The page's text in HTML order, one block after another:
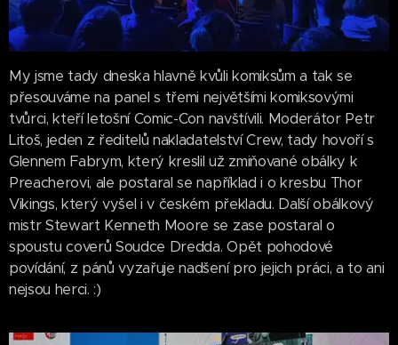
My jsme tady dneska hlavně kvůli komiksům a tak se
přesouváme na panel s třemi největšími komiksovými
tvůrci, kteří letošní Comic-Con navštívili. Moderátor Petr
Litoš, jeden z ředitelů nakladatelství Crew, tady hovoří s
Glennem Fabrym, který kreslil už zmiňované obálky k
Preacherovi, ale postaral se například i o kresbu Thor
Vikings, který vyšel i v českém překladu. Další obálkový
mistr Stewart Kenneth Moore se zase postaral o
spoustu coverů Soudce Dredda. Opět pohodové
povídání, z pánů vyzařuje nadšení pro jejich práci, a to ani
nejsou herci. :)